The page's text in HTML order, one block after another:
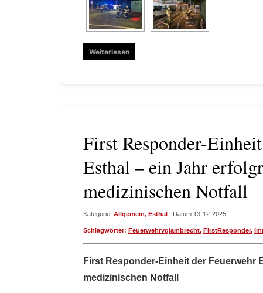
Weiterlesen
First Responder-
Esthal – ein Jahr
medizinischen Notfall
Kategorie: Allgemein, Esthal | Datum 13-12-2025
Schlagwörter: Feuerwehrvglambrecht, FirstResponder,
First Responder-Einheit der Feuerwehr
medizinischen Notfall